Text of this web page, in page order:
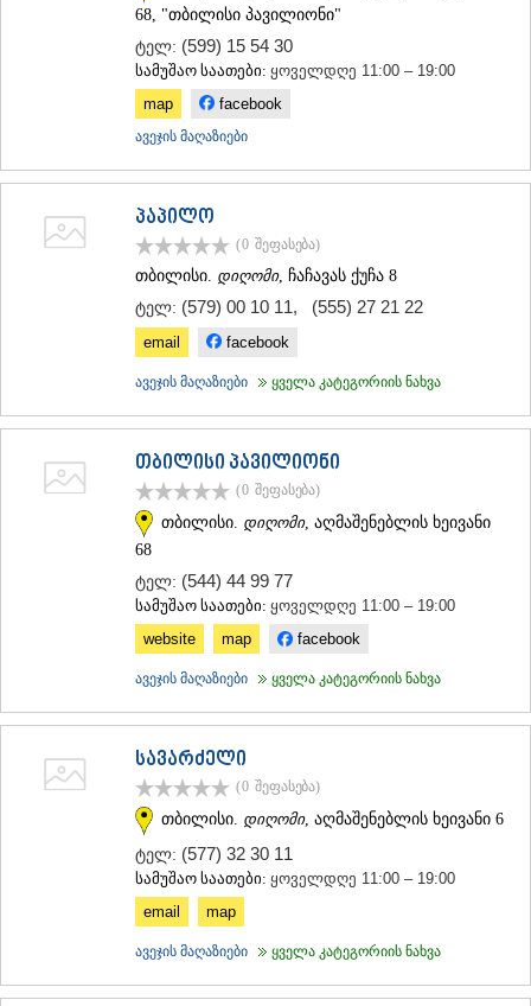
68, "თბილისი პავილიონი"
ტელ: (599) 15 54 30
სამუშაო საათები: ყოველდღე 11:00 – 19:00
map
facebook
ავეჯის მაღაზიები
პაპილო
(0 შეფასება)
თბილისი. დიღომი, ჩაჩავას ქუჩა 8
ტელ: (579) 00 10 11, (555) 27 21 22
email facebook
ავეჯის მაღაზიები ყველა კატეგორიის ნახვა
თბილისი პავილიონი
(0 შეფასება)
თბილისი. დიღომი, აღმაშენებლის ხეივანი
68
ტელ: (544) 44 99 77
სამუშაო საათები: ყოველდღე 11:00 – 19:00
website
map facebook
ავეჯის მაღაზიები ყველა კატეგორიის ნახვა
სავარძელი
(0 შეფასება)
თბილისი. დიღომი, აღმაშენებლის ხეივანი 6
ტელ: (577) 32 30 11
სამუშაო საათები: ყოველდღე 11:00 – 19:00
email
map
ავეჯის მაღაზიები ყველა კატეგორიის ნახვა